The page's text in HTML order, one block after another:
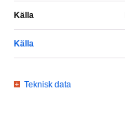
Källa
Källa
Teknisk data